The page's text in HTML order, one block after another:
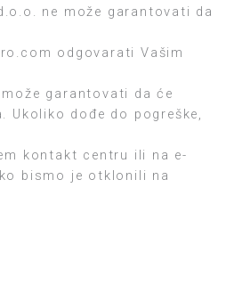
ne može garantovati da
odgovarati Vašim
garantovati da će
Ukoliko dođe do pogreške,
kontakt centru ili na e-
bismo je otklonili na